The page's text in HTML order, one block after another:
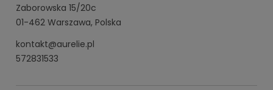
Zaborowska 15/20c
01-462 Warszawa, Polska
kontakt@aurelie.pl
572831533